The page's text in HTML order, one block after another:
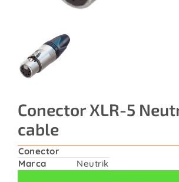
Conector XLR-5
cable
Conector
Marca
Neutrik